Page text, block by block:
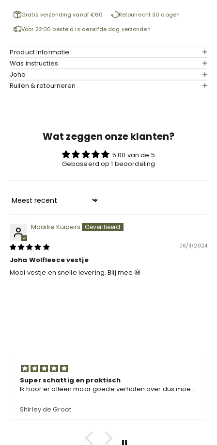
Gratis verzending vanaf €60
Retourrecht 30 dagen
Voor 22:00 besteld is dezelfde dag verzonden
Product Informatie
Was instructies
Joha
Ruilen & retourneren
Wat zeggen onze klanten?
5.00 van de 5
Gebaseerd op 1 beoordeling
Sort by
Maaike Kuipers
06/11/2024
Joha Wolfleece vestje
Mooi vestje en snelle levering. Blij mee 😃
Super schattig en praktisch
Ik hoor er alleen maar goede verhalen over dus moest
functioneel.
Shirley de Groot